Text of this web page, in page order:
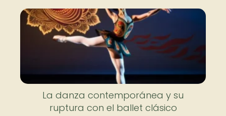
La danza contemporánea y su
ruptura con el ballet clásico